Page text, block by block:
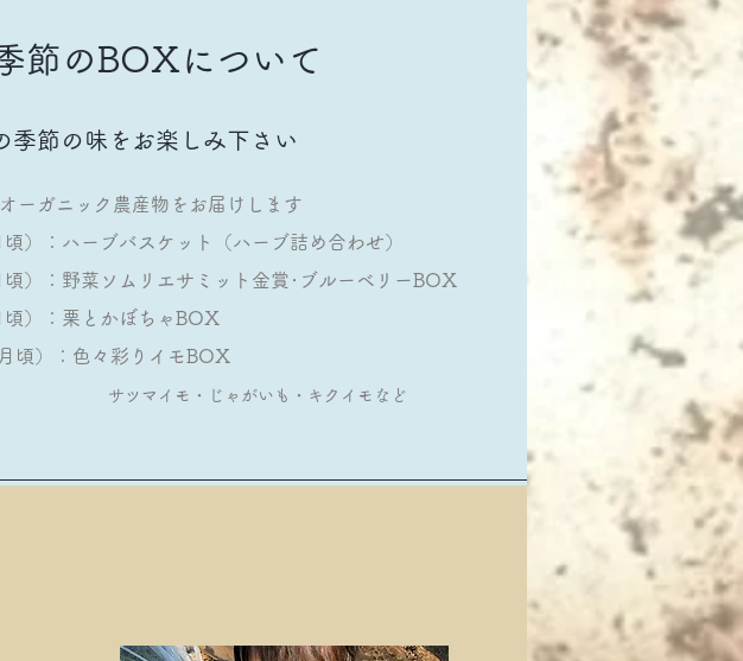
のBOXについて
季節の味をお楽しみ下さい
ーガニック農産物をお届けします
）：ハーブバスケット（ハーブ詰め合わせ）
）：野菜ソムリエサミット金賞･ブルーベリーBOX
頃）：栗とかぼちゃBOX
頃）：色々彩りイモBOX
サツマイモ・じゃがいも・キクイモなど